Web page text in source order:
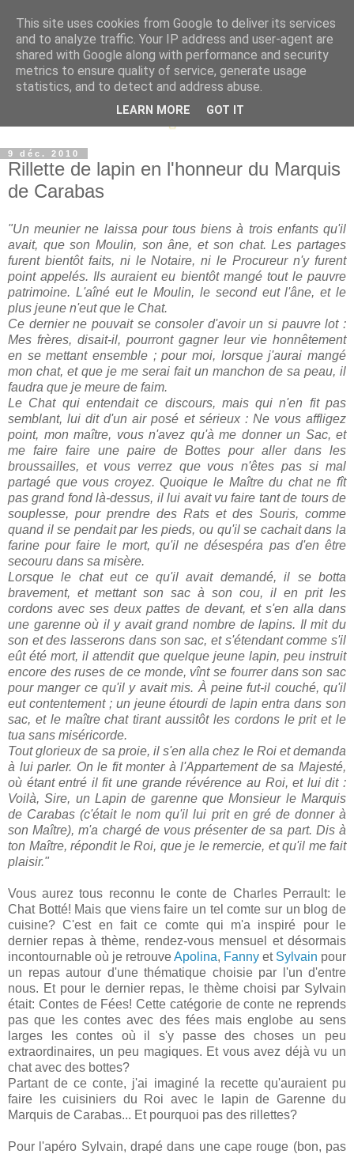
9 déc. 2010
Rillette de lapin en l'honneur du Marquis
de Carabas
"Un meunier ne laissa pour tous biens à trois enfants qu'il
avait, que son Moulin, son âne, et son chat. Les partages
furent bientôt faits, ni le Notaire, ni le Procureur n'y furent
point appelés. Ils auraient eu bientôt mangé tout le pauvre
patrimoine. L'aîné eut le Moulin, le second eut l'âne, et le
plus jeune n'eut que le Chat.
Ce dernier ne pouvait se consoler d'avoir un si pauvre lot :
Mes frères, disait-il, pourront gagner leur vie honnêtement
en se mettant ensemble ; pour moi, lorsque j'aurai mangé
mon chat, et que je me serai fait un manchon de sa peau, il
faudra que je meure de faim.
Le Chat qui entendait ce discours, mais qui n'en fit pas
semblant, lui dit d'un air posé et sérieux : Ne vous affligez
point, mon maître, vous n'avez qu'à me donner un Sac, et
me faire faire une paire de Bottes pour aller dans les
broussailles, et vous verrez que vous n'êtes pas si mal
partagé que vous croyez. Quoique le Maître du chat ne fît
pas grand fond là-dessus, il lui avait vu faire tant de tours de
souplesse, pour prendre des Rats et des Souris, comme
quand il se pendait par les pieds, ou qu'il se cachait dans la
farine pour faire le mort, qu'il ne désespéra pas d'en être
secouru dans sa misère.
Lorsque le chat eut ce qu'il avait demandé, il se botta
bravement, et mettant son sac à son cou, il en prit les
cordons avec ses deux pattes de devant, et s'en alla dans
une garenne où il y avait grand nombre de lapins. Il mit du
son et des lasserons dans son sac, et s'étendant comme s'il
eût été mort, il attendit que quelque jeune lapin, peu instruit
encore des ruses de ce monde, vînt se fourrer dans son sac
pour manger ce qu'il y avait mis. À peine fut-il couché, qu'il
eut contentement ; un jeune étourdi de lapin entra dans son
sac, et le maître chat tirant aussitôt les cordons le prit et le
tua sans miséricorde.
Tout glorieux de sa proie, il s'en alla chez le Roi et demanda
à lui parler. On le fit monter à l'Appartement de sa Majesté,
où étant entré il fit une grande révérence au Roi, et lui dit :
Voilà, Sire, un Lapin de garenne que Monsieur le Marquis
de Carabas (c'était le nom qu'il lui prit en gré de donner à
son Maître), m'a chargé de vous présenter de sa part. Dis à
ton Maître, répondit le Roi, que je le remercie, et qu'il me fait
plaisir."
Vous aurez tous reconnu le conte de Charles Perrault: le
Chat Botté! Mais que viens faire un tel comte sur un blog de
cuisine? C'est en fait ce comte qui m'a inspiré pour le
dernier repas à thème, rendez-vous mensuel et désormais
incontournable où je retrouveApolina, Fanny et Sylvain pour
un repas autour d'une thématique choisie par l'un d'entre
nous. Et pour le dernier repas, le thème choisi par Sylvain
était: Contes de Fées! Cette catégorie de conte ne reprends
pas que les contes avec des fées mais englobe au sens
larges les contes où il s'y passe des choses un peu
extraordinaires, un peu magiques. Et vous avez déjà vu un
chat avec des bottes?
Partant de ce conte, j'ai imaginé la recette qu'auraient pu
faire les cuisiniers du Roi avec le lapin de Garenne du
Marquis de Carabas... Et pourquoi pas des rillettes?
Pour l'apéro Sylvain, drapé dans une cape rouge (bon, pas
This site uses cookies from Google to deliver its services
and to analyze traffic. Your IP address and user-agent are
shared with Google along with performance and security
metrics to ensure quality of service, generate usage
statistics, and to detect and address abuse.
LEARN MORE GOT IT